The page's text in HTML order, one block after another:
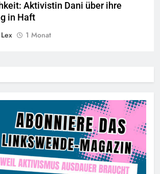
Aktivistin Dani über ihre
in Haft
1 Monat